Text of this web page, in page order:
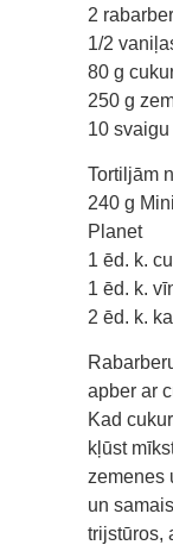
2
1/2
80 g
250 g
10
Tortiljām
240 g
Planet
1 ēd. k.
1 ēd. k.
2 ēd. k.
apber ar
Kad
kļūst
zemenes
un
trijstūros,